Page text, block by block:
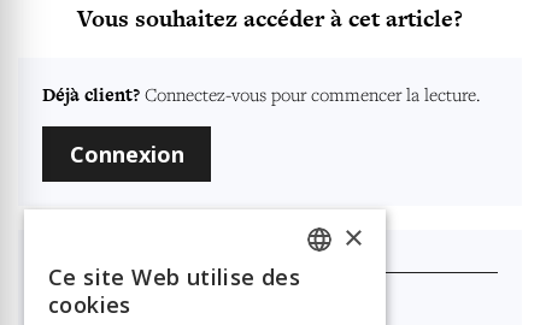
Vous souhaitez accéder à cet article?
Déjà client? Connectez-vous pour commencer la lecture.
Connexion
Je m'abonne
Nouvelle Revue Neuchâteloise
×
Ce site Web utilise des
cookies